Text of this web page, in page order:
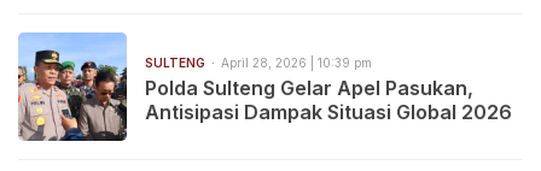
SULTENG April 28, 2026 | 10:39 pm
Polda Sulteng Gelar Apel Pasukan,
Antisipasi Dampak Situasi Global 2026